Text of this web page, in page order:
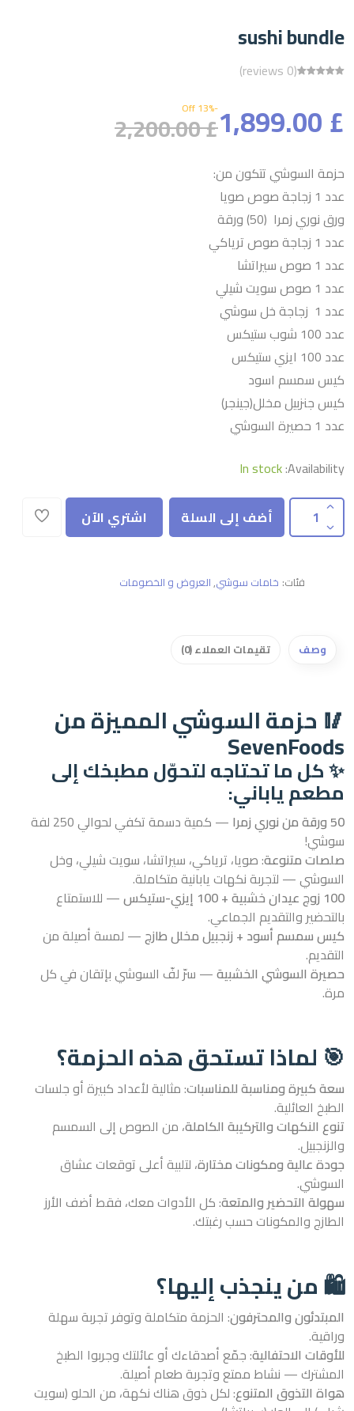
sushi bundle
(0 reviews)
£ 1,899.00
-13% Off
£ 2,200.00
حزمة السوشي تتكون من:
عدد 1 زجاجة صوص صويا
ورق نوري زمرا (50) ورقة
عدد 1 زجاجة صوص ترياكي
عدد 1 صوص سيراتشا
عدد 1 صوص سويت شيلي
عدد 1 زجاجة خل سوشي
عدد 100 شوب ستيكس
عدد 100 ايزي ستيكس
كيس سمسم اسود
كيس جنزبيل مخلل(جينجر)
عدد 1 حصيرة السوشي
Availability:
In stock
أضف إلى السلة اشتري الآن
فئات: خامات سوشي,العروض و الخصومات
وصف تقيمات العملاء (0)
🥢 حزمة السوشي المميزة من
SevenFoods
✨ كل ما تحتاجه لتحوّل مطبخك إلى
مطعم ياباني:
50 ورقة من نوري زمرا
— كمية دسمة تكفي لحوالي 250 لفة
سوشي!
صلصات متنوعة: صويا، ترياكي، سيراتشا، سويت شيلي، وخل
السوشي — لتجربة نكهات يابانية متكاملة.
100 زوج عيدان خشبية + 100 إيزي-ستيكس
— للاستمتاع
بالتحضير والتقديم الجماعي.
كيس سمسم أسود + زنجبيل مخلل طازج— لمسة أصيلة من
التقديم.
حصيرة السوشي الخشبية— سرّ لفّ السوشي بإتقان في كل
مرة.
🎯 لماذا تستحق هذه الحزمة؟
سعة كبيرة ومناسبة للمناسبات: مثالية لأعداد كبيرة أو جلسات
الطبخ العائلية.
تنوع النكهات والتركيبة الكاملة، من الصوص إلى السمسم
والزنجبيل.
جودة عالية ومكونات مختارة، لتلبية أعلى توقعات عشاق
السوشي.
سهولة التحضير والمتعة: كل الأدوات معك، فقط أضف الأرز
الطازج والمكونات حسب رغبتك.
🛍️ من ينجذب إليها؟
المبتدئون والمحترفون: الحزمة متكاملة وتوفر تجربة سهلة
وراقية.
للأوقات الاحتفالية: جمّع أصدقاءك أو عائلتك وجربوا الطبخ
المشترك — نشاط ممتع وتجربة طعام أصيلة.
هواة التذوق المتنوع: لكل ذوق هناك نكهة، من الحلو (سويت